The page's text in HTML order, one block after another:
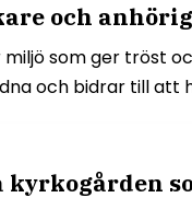
och
som ger tröst
och bidrar till